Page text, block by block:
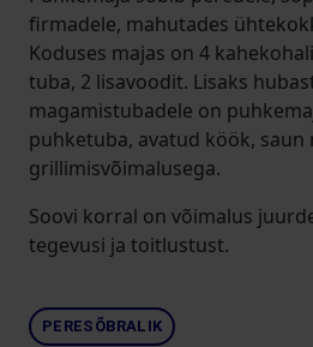
firmadele, mahutades
Koduses majas on 4
tuba, 2 lisavoodit. Lisaks
magamistubadele on
puhketuba, avatud köök,
grillimisvõimalusega.
Soovi korral on võimalus
tegevusi ja toitlustust.
PERESÕBRALIK